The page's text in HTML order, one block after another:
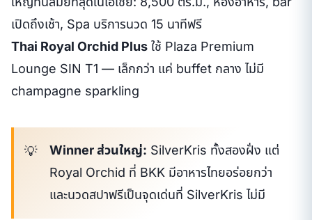
เปิดถึงเช้า, Spa บริการนวด 15 นาทีฟรี
Thai Royal Orchid Plus ใช้ Plaza Premium
Lounge SIN T1 — เล็กกว่า แค่ buffet กลาง ไม่มี
champagne sparkling
Winner ส่วนใหญ่: SilverKris ทั้งสองฝั่ง แต่
Royal Orchid ที่ BKK มีอาหารไทยอร่อยกว่า
และนวดสปาฟรีเป็นจุดเด่นที่ SilverKris ไม่มี